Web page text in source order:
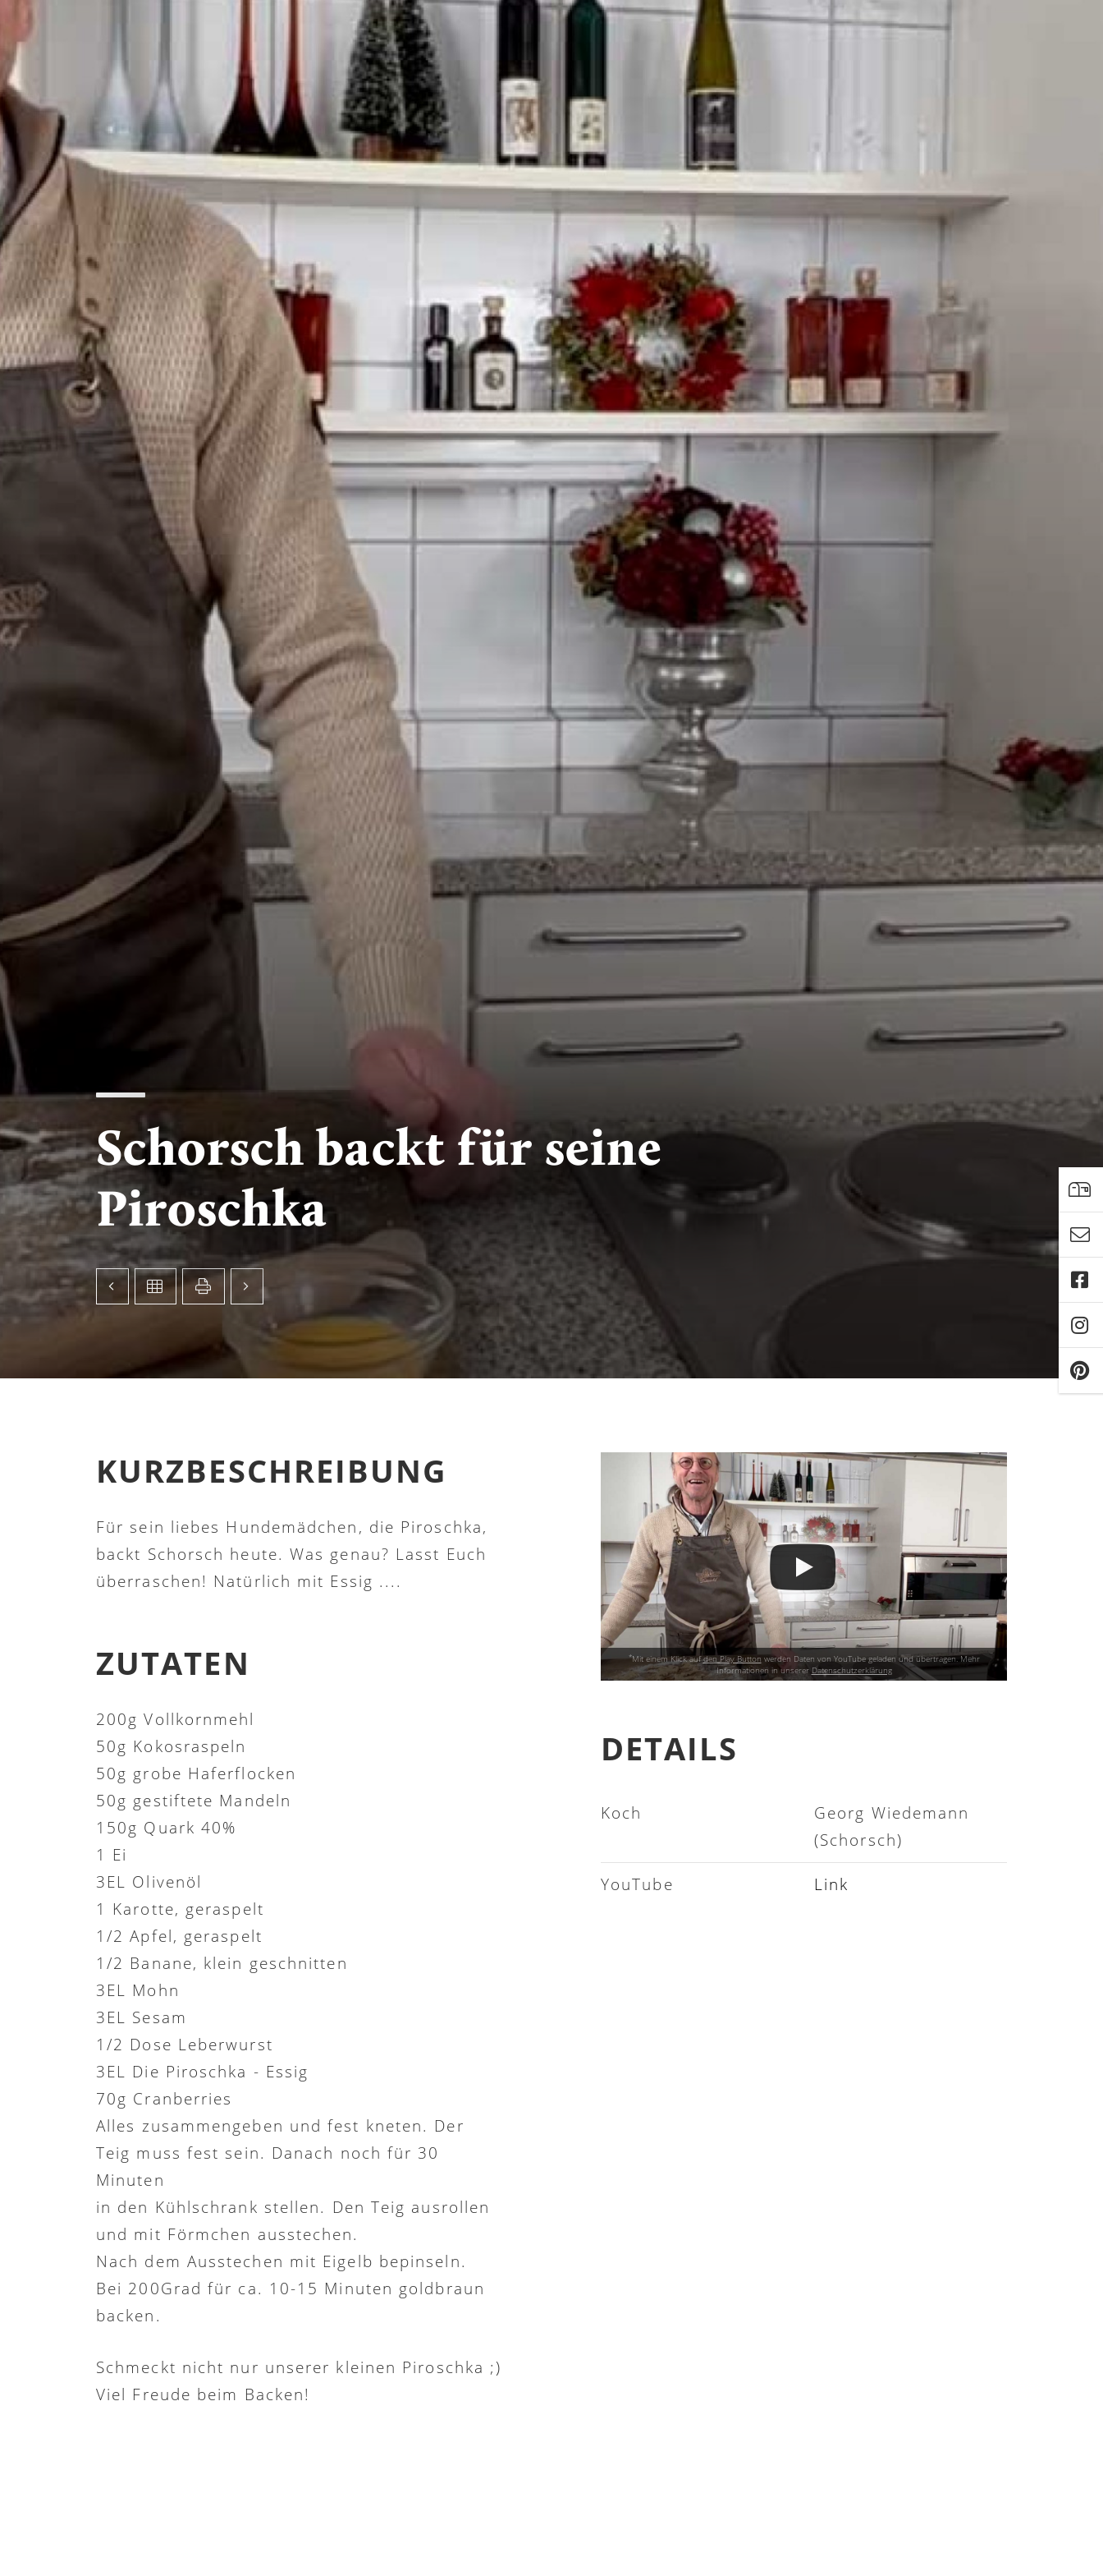
Schorsch backt für seine
Piroschka
KURZBESCHREIBUNG
Für sein liebes Hundemädchen, die Piroschka,
backt Schorsch heute. Was genau? Lasst Euch
überraschen! Natürlich mit Essig ....
ZUTATEN
200g Vollkornmehl
50g Kokosraspeln
50g grobe Haferflocken
50g gestiftete Mandeln
150g Quark 40%
1 Ei
3EL Olivenöl
1 Karotte, geraspelt
1/2 Apfel, geraspelt
1/2 Banane, klein geschnitten
3EL Mohn
3EL Sesam
1/2 Dose Leberwurst
3EL Die Piroschka - Essig
70g Cranberries
Alles zusammengeben und fest kneten. Der
Teig muss fest sein. Danach noch für 30
Minuten
in den Kühlschrank stellen. Den Teig ausrollen
und mit Förmchen ausstechen.
Nach dem Ausstechen mit Eigelb bepinseln.
Bei 200Grad für ca. 10-15 Minuten goldbraun
backen.
Schmeckt nicht nur unserer kleinen Piroschka ;)
Viel Freude beim Backen!
*Mit einem Klick aufden Play Button werden Daten von YouTube geladen und übertragen. Mehr
Informationen in unserer Datenschutzerklärung
DETAILS
Georg Wiedemann
(Schorsch)
Link